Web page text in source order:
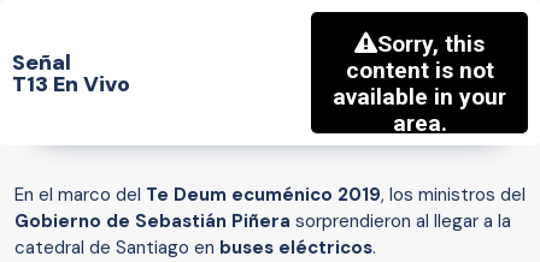
Señal
T13 En Vivo
En el marco del Te Deum ecuménico 2019, los ministros del
Gobierno de Sebastián Piñera sorprendieron al llegar a la
catedral de Santiago en buses eléctricos.